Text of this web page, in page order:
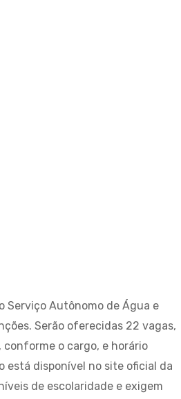
Serviço Autônomo de Água e
Serão oferecidas 22 vagas,
conforme o cargo, e horário
está disponível no site oficial da
de escolaridade e exigem